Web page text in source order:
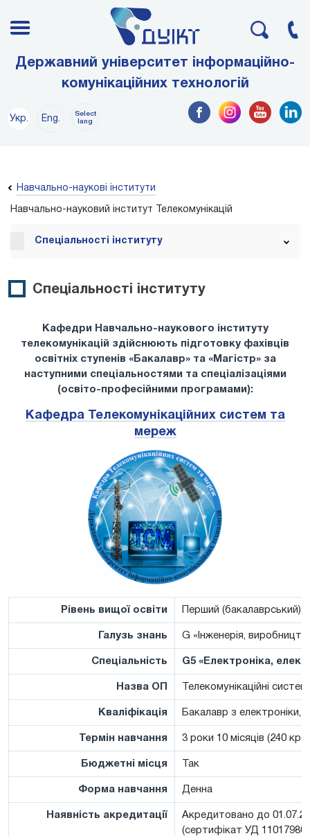
Державний університет інформаційно-
комунікаційних технологій
Укр. Eng.
Select
lang
Навчально-наукові інститути
Навчально-науковий інститут Телекомунікацій
Спеціальності інституту
Спеціальності інституту
Кафедри Навчально-наукового інституту
телекомунікацій здійснюють підготовку фахівців
освітніх ступенів «Бакалавр» та «Магістр» за
наступними спеціальностями та спеціалізаціями
(освіто-професійними програмами):
Кафедра Телекомунікаційних систем та
мереж
Рівень вищої освіти Перший (бакалаврський)
Галузь знань G «Інженерія,
Спеціальність G5 «Електроніка,
Назва ОП Телекомунікаційні
Кваліфікація Бакалавр з електроніки,
Термін навчання 3 роки 10 місяців (240
Бюджетні місця Так
Форма навчання Денна
Наявність акредитації
Акредитовано до
(сертифікат УД 11017980)